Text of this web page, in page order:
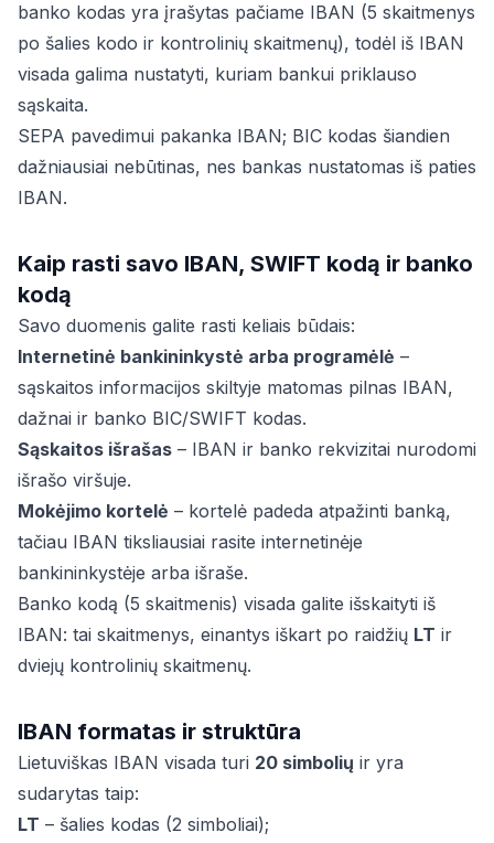
banko kodas yra įrašytas pačiame IBAN (5 skaitmenys
po šalies kodo ir kontrolinių skaitmenų), todėl iš IBAN
visada galima nustatyti, kuriam bankui priklauso
sąskaita.
SEPA pavedimui pakanka IBAN; BIC kodas šiandien
dažniausiai nebūtinas, nes bankas nustatomas iš paties
IBAN.
Kaip rasti savo IBAN, SWIFT kodą ir banko
kodą
Savo duomenis galite rasti keliais būdais:
Internetinė bankininkystė arba programėlė –
sąskaitos informacijos skiltyje matomas pilnas IBAN,
dažnai ir banko BIC/SWIFT kodas.
Sąskaitos išrašas – IBAN ir banko rekvizitai nurodomi
išrašo viršuje.
Mokėjimo kortelė – kortelė padeda atpažinti banką,
tačiau IBAN tiksliausiai rasite internetinėje
bankininkystėje arba išraše.
Banko kodą (5 skaitmenis) visada galite išskaityti iš
IBAN: tai skaitmenys, einantys iškart po raidžių LT ir
dviejų kontrolinių skaitmenų.
IBAN formatas ir struktūra
Lietuviškas IBAN visada turi 20 simbolių ir yra
sudarytas taip:
LT – šalies kodas (2 simboliai);